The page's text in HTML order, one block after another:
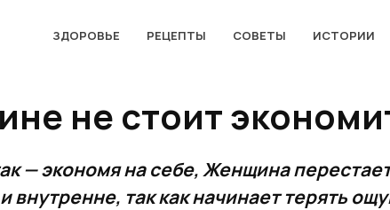
ЗДОРОВЬЕ РЕЦЕПТЫ СОВЕТЫ ИСТОРИИ
не стоит
— экономя на себе, Женщина
внутренне, так как начинает терять